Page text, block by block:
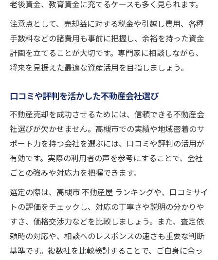
老後資金、教育資金に充てるケースも多く見られます。
注意点として、売却益に対する税金や引越し費用、各種
手数料などの諸費用も事前に把握し、余裕を持った資金
計画を立てることが大切です。専門家に相談しながら、
将来を見据えた最適な資産活用を目指しましょう。
口コミや評判を活かした不動産会社選び
不動産売却を成功させるためには、信頼できる不動産会
社選びが欠かせません。高槻市での実績や地域密着のサ
ポート力を持つ会社を選ぶには、口コミや評判の活用が
有効です。実際の利用者の声を参考にすることで、会社
ごとの強みや対応力を把握できます。
選定の際は、高槻市 不動産屋 ランキングや、口コミサイ
トの評価をチェックし、対応の丁寧さや説明の分かりや
すさ、価格交渉力などを比較しましょう。また、査定依
頼時の対応や、相談へのレスポンスの速さも重要な判断
基準です。複数社を比較検討することで、ご自身に合っ